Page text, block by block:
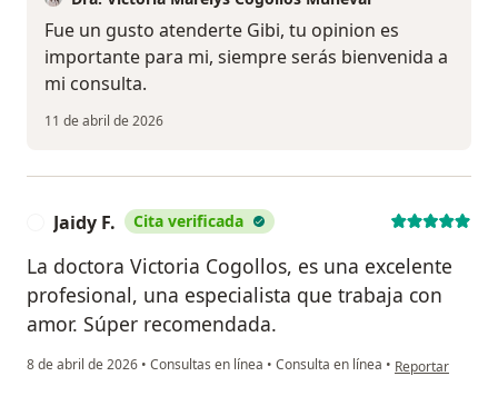
Fue un gusto atenderte Gibi, tu opinion es
importante para mi, siempre serás bienvenida a
mi consulta.
11 de abril de 2026
Jaidy F. Cita verificada
La doctora Victoria Cogollos, es una excelente
profesional, una especialista que trabaja con
amor. Súper recomendada.
8 de abril de 2026 • Consultas en línea • Consulta en línea • en opinión del
Reportar